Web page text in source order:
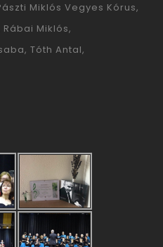
Miklós Vegyes Kórus
Rábai Miklós
Tóth Antal